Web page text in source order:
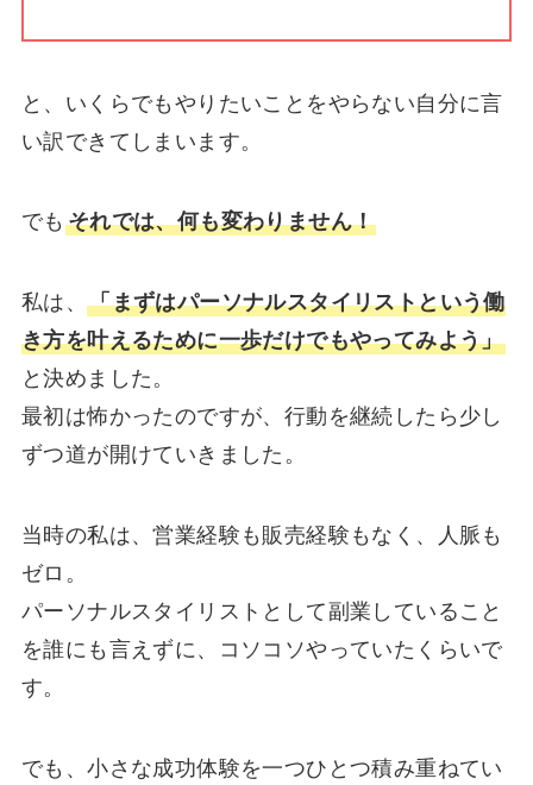
と、いくらでもやりたいことをやらない自分に言
い訳できてしまいます。
でも それでは、何も変わりません！
私は、「まずはパーソナルスタイリストという働
き方を叶えるために一歩だけでもやってみよう」
と決めました。
最初は怖かったのですが、行動を継続したら少し
ずつ道が開けていきました。
当時の私は、営業経験も販売経験もなく、人脈も
ゼロ。
パーソナルスタイリストとして副業していること
を誰にも言えずに、コソコソやっていたくらいで
す。
でも、小さな成功体験を一つひとつ積み重ねてい